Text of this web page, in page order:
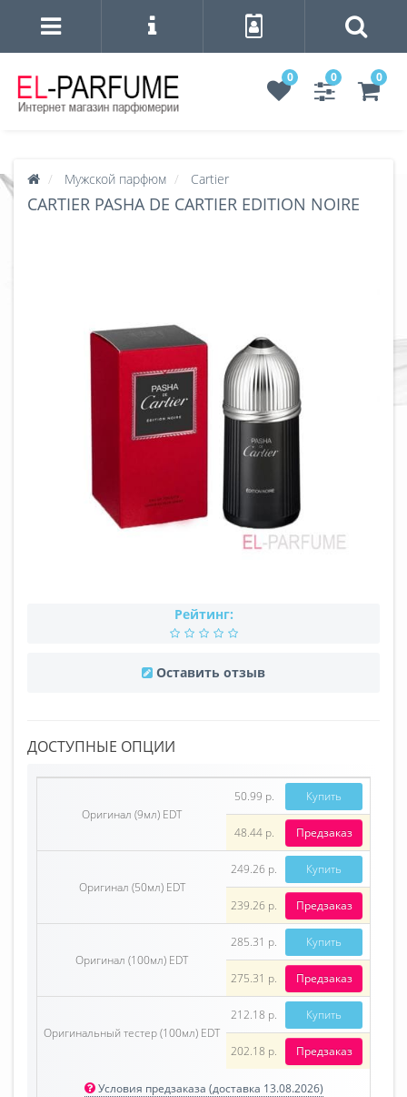
0 0 0
Мужской парфюм Cartier
CARTIER PASHA DE CARTIER EDITION NOIRE
Рейтинг:
Оставить отзыв
ДОСТУПНЫЕ ОПЦИИ
Оригинал (9мл) EDT
50.99 р. Купить
48.44 р. Предзаказ
Оригинал (50мл) EDT
249.26 р. Купить
239.26 р. Предзаказ
Оригинал (100мл) EDT
285.31 р. Купить
275.31 р. Предзаказ
Оригинальный тестер (100мл) EDT
212.18 р. Купить
202.18 р. Предзаказ
Условия предзаказа (доставка 13.08.2026)